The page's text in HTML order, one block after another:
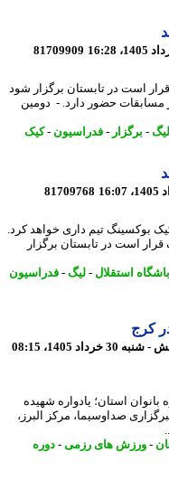
81709909
در تابستان برگزار شود
حضور دارد. - دومین
برگزار - فدراسیون-کیک
81709768
تیم داری خواهد کرد.
در تابستان برگزار
استقلال-لیگ-فدراسیون
استان؛ یادواره شهیده
صداوسیما، مرکز البرز،
ورزش های رزمی -دوره